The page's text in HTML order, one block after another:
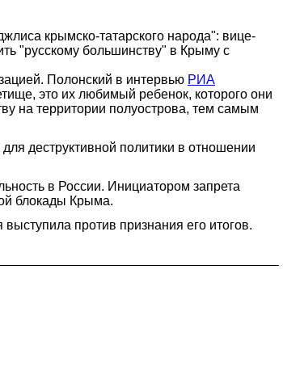
крымско-татарского народа": вице-
"русскому большинству" в Крыму с
Полонский в интервью РИА
это их любимый ребенок, которого они
на территории полуострова, тем самым
деструктивной политики в отношении
в России. Инициатором запрета
блокады Крыма.
против признания его итогов.